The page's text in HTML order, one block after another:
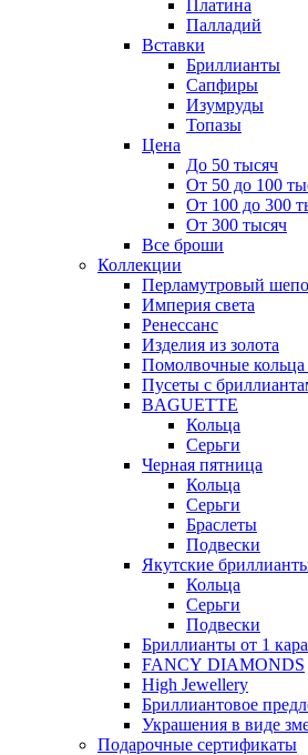
Платина
Палладий
Вставки
Бриллианты
Сапфиры
Изумруды
Топазы
Цена
До 50 тысяч
От 50 до 100
От 100 до 300
От 300 тысяч
Все броши
Коллекции
Перламутровый
Империя света
Ренессанс
Изделия из золота
Помолвочные кольца
Пусеты с
BAGUETTE
Кольца
Серьги
Черная пятница
Кольца
Серьги
Браслеты
Подвески
Якутские
Кольца
Серьги
Подвески
Бриллианты от 1
FANCY DIAMONDS
High Jewellery
Бриллиантовое
Украшения в виде
Подарочные сертификаты